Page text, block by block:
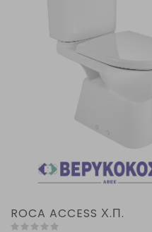
ROCA ACCESS Χ.Π.